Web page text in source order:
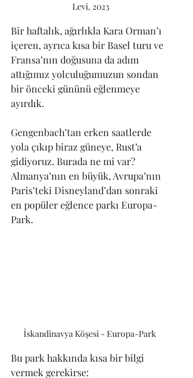
Levi, 2023
Bir haftalık, ağırlıkla Kara Orman’ı
içeren, ayrıca kısa bir Basel turu ve
Fransa’nın doğusuna da adım
attığımız yolculuğumuzun sondan
bir önceki gününü eğlenmeye
ayırdık.
Gengenbach’tan erken saatlerde
yola çıkıp biraz güneye, Rust’a
gidiyoruz. Burada ne mi var?
Almanya’nın en büyük, Avrupa’nın
Paris’teki Disneyland’dan sonraki
en popüler eğlence parkı Europa-
Park.
İskandinavya Köşesi - Europa-Park
Bu park hakkında kısa bir bilgi
vermek gerekirse: